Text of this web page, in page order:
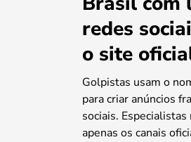
redes
o site
Golpistas usam o
para criar anúncios
sociais.
apenas os canais